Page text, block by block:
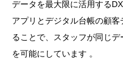
データを最大限に活用する
アプリとデジタル台帳の顧
ることで、スタッフが同じ
を可能にしています 。